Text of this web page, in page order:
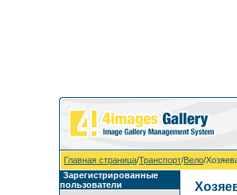
Главная страница/Транспорт/Вело/
Зарегистрированные
пользователи